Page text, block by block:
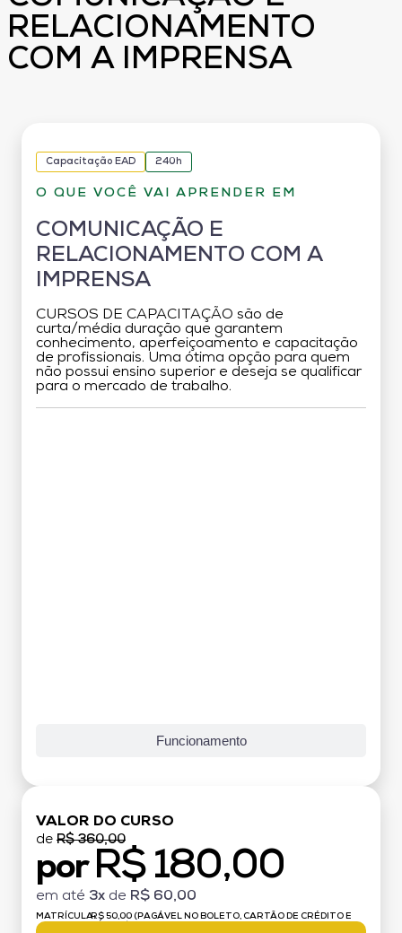
RELACIONAMENTO
COM A IMPRENSA
Capacitação EAD 240h
O QUE VOCÊ VAI APRENDER EM
COMUNICAÇÃO E
RELACIONAMENTO COM A
IMPRENSA
CURSOS DE CAPACITAÇÃO são de
curta/média duração que garantem
conhecimento, aperfeiçoamento e capacitação
de profissionais. Uma ótima opção para quem
não possui ensino superior e deseja se qualificar
para o mercado de trabalho.
Funcionamento
VALOR DO CURSO
de R$ 360,00
por R$ 180,00
em até 3x de R$ 60,00
MATRÍCULA:R$ 50,00 (PAGÁVEL NO BOLETO, CARTÃO DE CRÉDITO E